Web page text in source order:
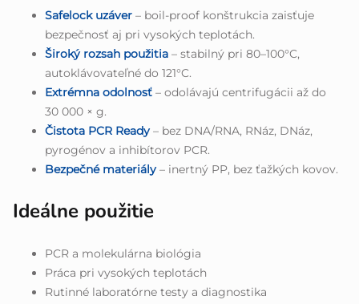
Safelock uzáver – boil-proof konštrukcia zaisťuje
bezpečnosť aj pri vysokých teplotách.
Široký rozsah použitia – stabilný pri 80–100°C,
autoklávovateľné do 121°C.
Extrémna odolnosť – odolávajú centrifugácii až do
30 000 × g.
Čistota PCR Ready– bez DNA/RNA, RNáz, DNáz,
pyrogénov a inhibítorov PCR.
Bezpečné materiály– inertný PP, bez ťažkých kovov.
Ideálne použitie
PCR a molekulárna biológia
Práca pri vysokých teplotách
Rutinné laboratórne testy a diagnostika